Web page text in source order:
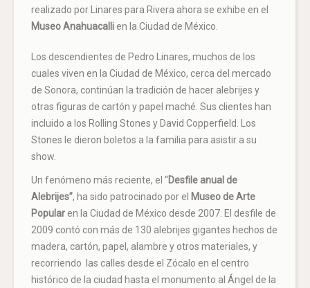
realizado por Linares para Rivera ahora se exhibe en el
Museo Anahuacalli en la Ciudad de México.
Los descendientes de Pedro Linares, muchos de los
cuales viven en la Ciudad de México, cerca del mercado
de Sonora, continúan la tradición de hacer alebrijes y
otras figuras de cartón y papel maché. Sus clientes han
incluido a los Rolling Stones y David Copperfield. Los
Stones le dieron boletos a la familia para asistir a su
show.
Un fenómeno más reciente, el “Desfile anual de
Alebrijes”, ha sido patrocinado por el Museo de Arte
Popular en la Ciudad de México desde 2007. El desfile de
2009 contó con más de 130 alebrijes gigantes hechos de
madera, cartón, papel, alambre y otros materiales, y
recorriendo
las calles desde el Zócalo en el centro
histórico de la ciudad hasta el monumento al Ángel de la